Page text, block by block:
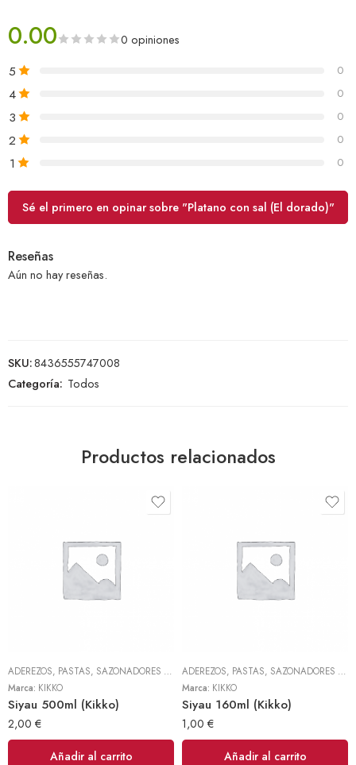
0.00 0 opiniones
5 0
4 0
3 0
2 0
1 0
Sé el primero en opinar sobre "Platano con sal (El dorado)"
Reseñas
Aún no hay reseñas.
SKU:8436555747008
Categoría: Todos
Productos relacionados
ADEREZOS, PASTAS, SAZONADORES Y CONDIMENTOS ,TODOS
Marca: KIKKO
Siyau 500ml (Kikko)
2,00 €
Añadir al carrito
ADEREZOS, PASTAS, SAZONADORES Y CONDIMENTOS
Marca: KIKKO
Siyau 160ml (Kikko)
1,00 €
Añadir al carrito